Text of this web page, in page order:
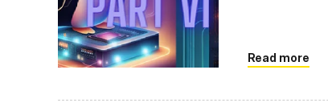
Read more